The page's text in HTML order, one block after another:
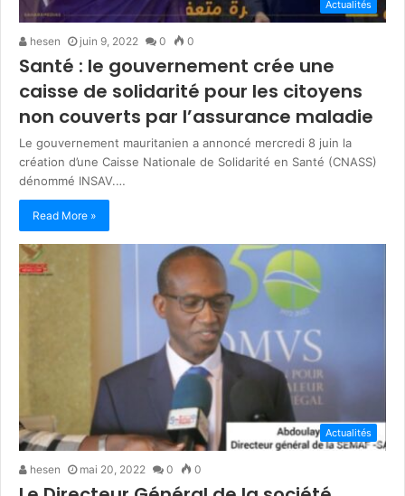
Actualités
hesen juin 9, 2022 0 0
Santé : le gouvernement crée une
caisse de solidarité pour les citoyens
non couverts par l’assurance maladie
Le gouvernement mauritanien a annoncé mercredi 8 juin la
création d’une Caisse Nationale de Solidarité en Santé (CNASS)
dénommé INSAV.…
Read More »
Actualités
hesen mai 20, 2022 0 0